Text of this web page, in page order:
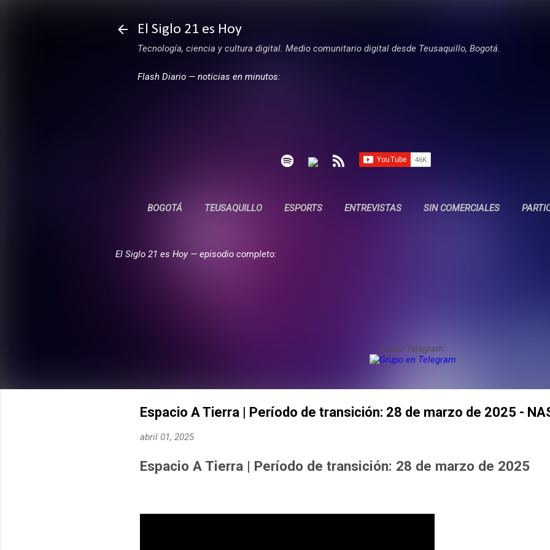
El Siglo 21 es Hoy
Tecnología, ciencia y cultura digital. Medio comunitario digital desde Teusaquillo, Bogotá.
Flash Diario — noticias en minutos:
BOGOTÁ TEUSAQUILLO ESPORTS ENTREVISTAS SIN COMERCIALES
El Siglo 21 es Hoy — episodio completo:
Grupo Telegram:
Espacio A Tierra | Período de transición: 28 de marzo de 2025 -
abril 01, 2025
Espacio A Tierra | Período de transición: 28 de marzo de 2025